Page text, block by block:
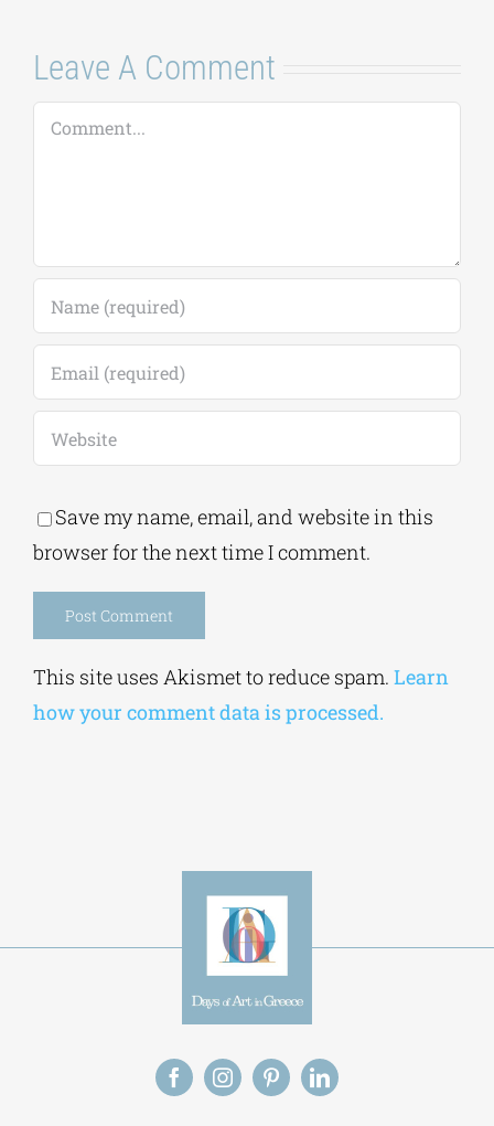
Leave A Comment
Comment
Save my name, email, and website in this
browser for the next time I comment.
This site uses Akismet to reduce spam. Learn
how your comment data is processed.